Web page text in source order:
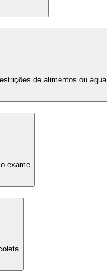
de alimentos ou água
exame